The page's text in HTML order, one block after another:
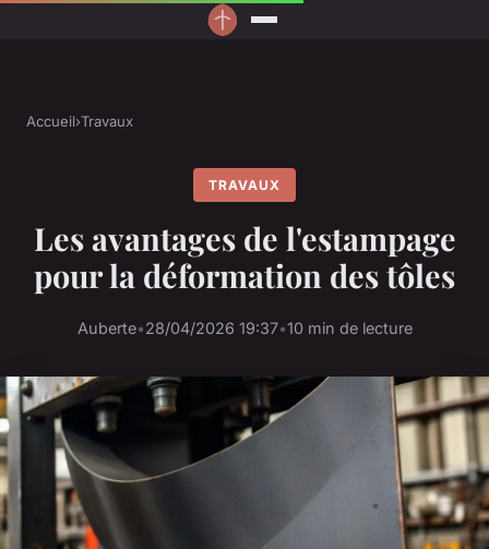
Accueil›Travaux
TRAVAUX
Les avantages de l'estampage
pour la déformation des tôles
Auberte•28/04/2026 19:37•10 min de lecture